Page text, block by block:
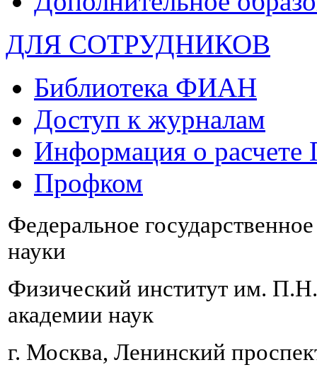
ДЛЯ СОТРУДНИКОВ
Библиотека ФИАН
Доступ к журналам
Информация о
Профком
Федеральное
науки
Физический институт им.
академии наук
г. Москва, Ленинский